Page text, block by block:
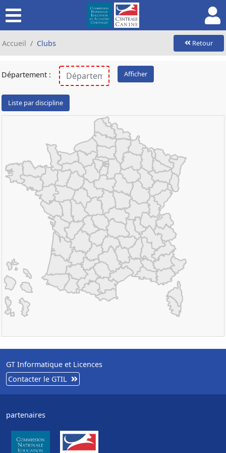
Accueil Clubs Retour
Département : Afficher
Liste par discipline
GT Informatique et Licences
Contacter le GTIL
partenaires